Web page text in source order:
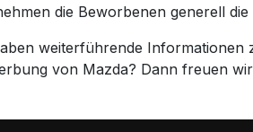
die Beworbenen generell
weiterführende
von Mazda? Dann freuen